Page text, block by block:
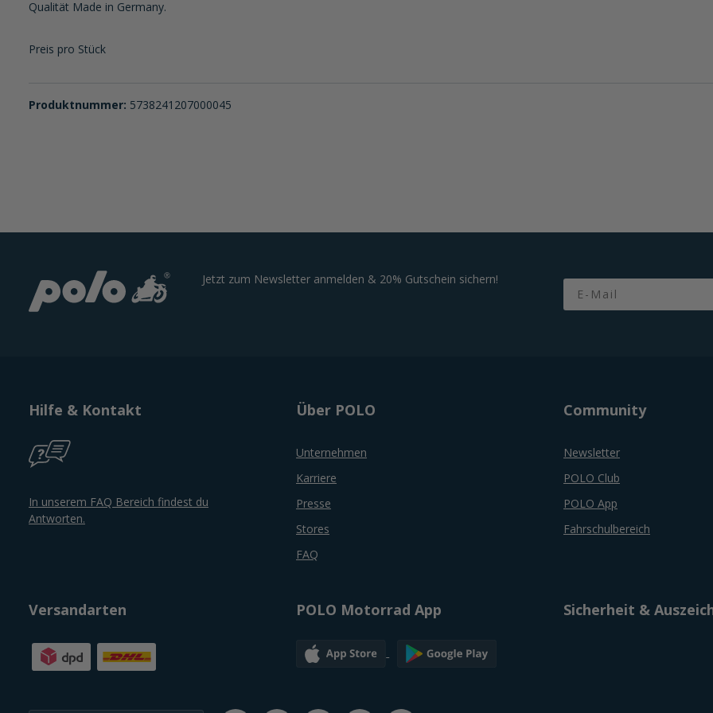
Qualität Made in Germany.
Preis pro Stück
Produktnummer: 5738241207000045
Jetzt zum Newsletter anmelden & 20% Gutschein sichern! Email
Hilfe & Kontakt
In unserem FAQ Bereich findest du
Antworten.
Über POLO
Unternehmen
Karriere
Presse
Stores
FAQ
Community
Newsletter
POLO Club
POLO App
Fahrschulbereich
Versandarten POLO Motorrad App Sicherheit &